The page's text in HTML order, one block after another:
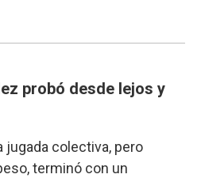
probó desde lejos y
jugada colectiva, pero
terminó con un